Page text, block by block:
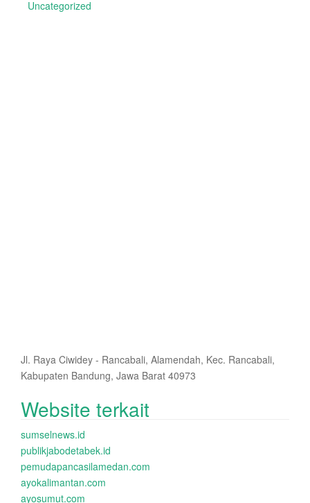
Uncategorized
Jl. Raya Ciwidey - Rancabali, Alamendah, Kec. Rancabali,
Kabupaten Bandung, Jawa Barat 40973
Website terkait
sumselnews.id
publikjabodetabek.id
pemudapancasilamedan.com
ayokalimantan.com
ayosumut.com